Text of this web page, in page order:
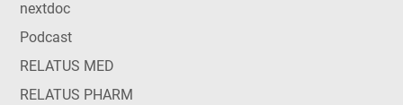
nextdoc
Podcast
RELATUS MED
RELATUS PHARM